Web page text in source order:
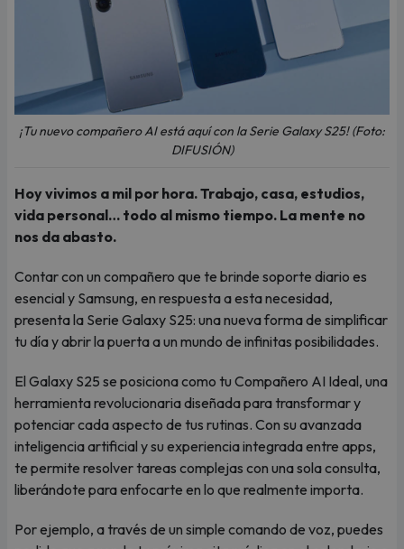
¡Tu nuevo compañero AI está aquí con la Serie Galaxy S25! (Foto:
DIFUSIÓN)
Hoy vivimos a mil por hora. Trabajo, casa, estudios,
vida personal… todo al mismo tiempo. La mente no
nos da abasto.
Contar con un compañero que te brinde soporte diario es
esencial y Samsung, en respuesta a esta necesidad,
presenta la Serie Galaxy S25: una nueva forma de simplificar
tu día y abrir la puerta a un mundo de infinitas posibilidades.
El Galaxy S25 se posiciona como tu Compañero AI Ideal, una
herramienta revolucionaria diseñada para transformar y
potenciar cada aspecto de tus rutinas. Con su avanzada
inteligencia artificial y su experiencia integrada entre apps,
te permite resolver tareas complejas con una sola consulta,
liberándote para enfocarte en lo que realmente importa.
Por ejemplo, a través de un simple comando de voz, puedes